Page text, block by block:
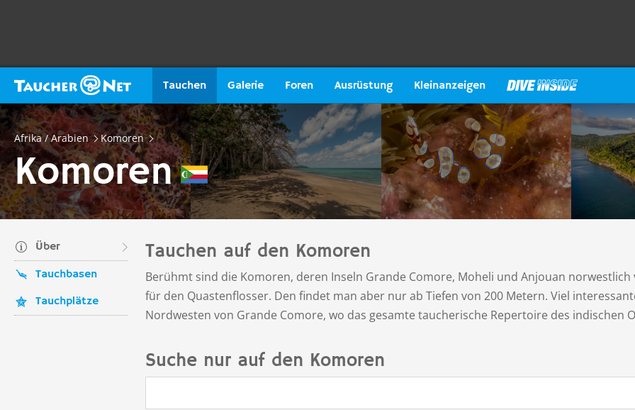
Tauchen Galerie Foren Ausrüstung Kleinanzeigen
Afrika / Arabien Komoren
Komoren
Über
Tauchbasen
Tauchplätze
Tauchen auf den Komoren
Berühmt sind die Komoren, deren Inseln Grande Comore, Moheli und Anjouan
für den Quastenflosser. Den findet man aber nur ab Tiefen von 200 Metern. Viel
Nordwesten von Grande Comore, wo das gesamte taucherische Repertoire des indischen
Suche nur auf den Komoren